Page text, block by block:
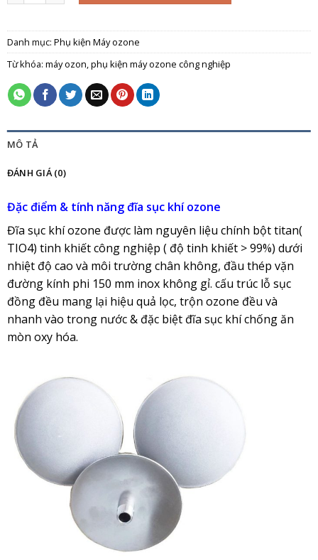
Danh mục: Phụ kiện Máy ozone
Từ khóa: máy ozon phụ kiện máy ozone công nghiệp
MÔ TẢ
ĐÁNH GIÁ (0)
Đặc điểm & tính năng đĩa sục khí ozone
Đĩa sục khí ozone được làm nguyên liệu chính bột titan(
TIO4) tinh khiết công nghiệp ( độ tinh khiết > 99%) dưới
nhiệt độ cao và môi trường chân không, đầu thép vặn
đường kính phi 150 mm inox không gỉ. cấu trúc lỗ sục
đồng đều mang lại hiệu quả lọc, trộn ozone đều và
nhanh vào trong nước & đặc biệt đĩa sục khí chống ăn
mòn oxy hóa.